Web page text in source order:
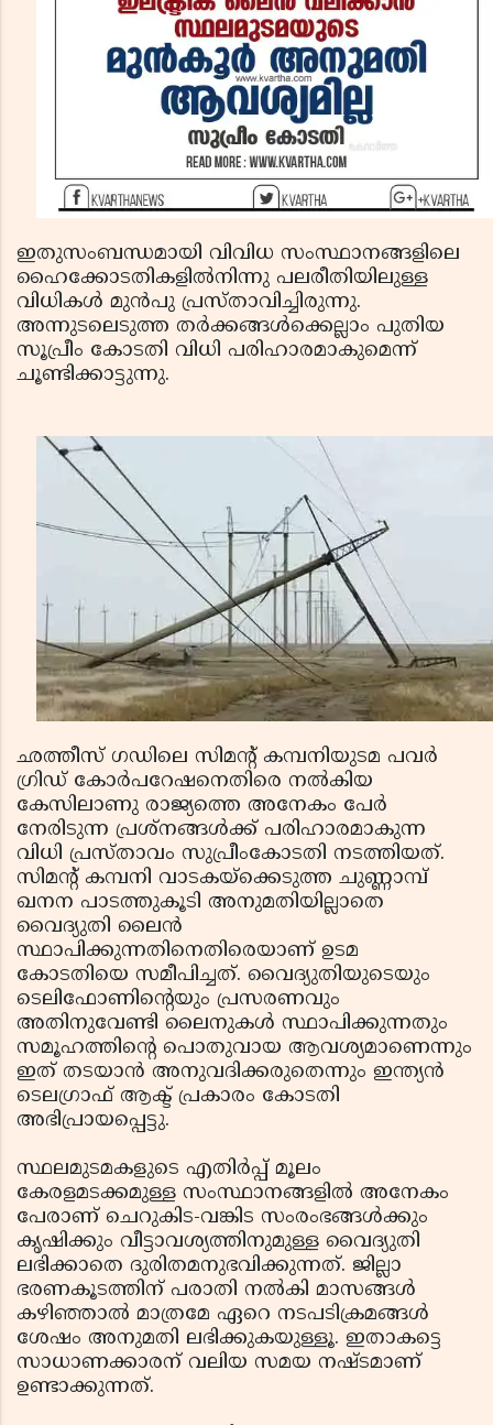
ഇതുസംബന്ധമായി വിവിധ സംസ്ഥാനങ്ങളിലെ
ഹൈക്കോടതികളിൽനിന്നു പലരീതിയിലുള്ള
വിധികൾ മുൻപു പ്രസ്താവിച്ചിരുന്നു.
അന്നുടലെടുത്ത തർക്കങ്ങൾക്കെല്ലാം പുതിയ
സൂപ്രീം കോടതി വിധി പരിഹാരമാകുമെന്ന്
ചൂണ്ടിക്കാട്ടുന്നു.
ഛത്തീസ് ഗഡിലെ സിമന്റ് കമ്പനിയുടമ പവർ
ഗ്രിഡ് കോർപറേഷനെതിരെ നൽകിയ
കേസിലാണു രാജ്യത്തെ അനേകം പേർ
നേരിടുന്ന പ്രശ്നങ്ങൾക്ക് പരിഹാരമാകുന്ന
വിധി പ്രസ്താവം സുപ്രീംകോടതി നടത്തിയത്.
സിമന്റ് കമ്പനി വാടകയ്ക്കെടുത്ത ചുണ്ണാമ്പ്
ഖനന പാടത്തുകൂടി അനുമതിയില്ലാതെ
വൈദ്യുതി ലൈൻ
സ്ഥാപിക്കുന്നതിനെതിരെയാണ് ഉടമ
കോടതിയെ സമീപിച്ചത്. വൈദ്യുതിയുടെയും
ടെലിഫോണിന്റെയും പ്രസരണവും
അതിനുവേണ്ടി ലൈനുകൾ സ്ഥാപിക്കുന്നതും
സമൂഹത്തിന്റെ പൊതുവായ ആവശ്യമാണെന്നും
ഇത് തടയാൻ അനുവദിക്കരുതെന്നും ഇന്ത്യൻ
ടെലഗ്രാഫ് ആക്ട് പ്രകാരം കോടതി
അഭിപ്രായപ്പെട്ടു.
സ്ഥലമുടമകളുടെ എതിർപ്പ് മൂലം
കേരളമടക്കമുള്ള സംസ്ഥാനങ്ങളിൽ അനേകം
പേരാണ് ചെറുകിട-വങ്കിട സംരംഭങ്ങൾക്കും
കൃഷിക്കും വീട്ടാവശ്യത്തിനുമുള്ള വൈദ്യുതി
ലഭിക്കാതെ ദുരിതമനുഭവിക്കുന്നത്. ജില്ലാ
ഭരണകൂടത്തിന് പരാതി നൽകി മാസങ്ങൾ
കഴിഞ്ഞാൽ മാത്രമേ ഏറെ നടപടിക്രമങ്ങൾ
ശേഷം അനുമതി ലഭിക്കുകയുള്ളൂ. ഇതാകട്ടെ
സാധാണക്കാരന് വലിയ സമയ നഷ്ടമാണ്
ഉണ്ടാക്കുന്നത്.